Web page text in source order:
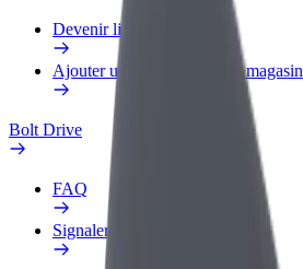
Devenir livreur
Ajouter un restaurant ou un magasin
Bolt Drive
FAQ
Signaler un véhicule